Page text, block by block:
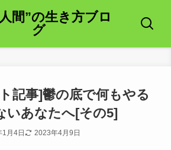
間”の生き方ブロ
グ
記事]鬱の底で何もやる
いあなたへ[その5]
月4日 2023年4月9日